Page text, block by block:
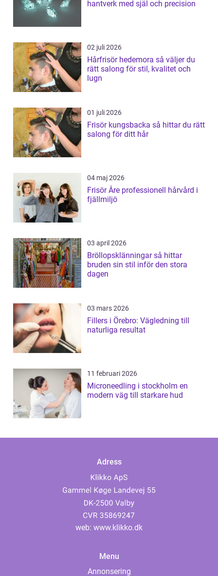
hantverk med själ och precision
02 juli 2026
Hårfrisör hedemora så väljer du
rätt salong för stil, kvalitet och
lugn
01 juli 2026
Frisör kungsbacka så hittar du rätt
salong för ditt hår
04 maj 2026
Frisör Åre professionell hårvård i
fjällmiljö
03 april 2026
Bröllopsklänningar så hittar
bruden sin stil inför den stora
dagen
03 mars 2026
Fillers i Örebro: Vägledning till
naturliga resultat
11 februari 2026
Microneedling i stockholm en
modern väg till starkare hud
Adress
web: www.klikko.dk
Menu
Annonsering